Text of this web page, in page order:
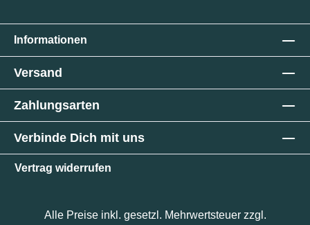
Informationen
Versand
Zahlungsarten
Verbinde Dich mit uns
Vertrag widerrufen
Alle Preise inkl. gesetzl. Mehrwertsteuer zzgl.